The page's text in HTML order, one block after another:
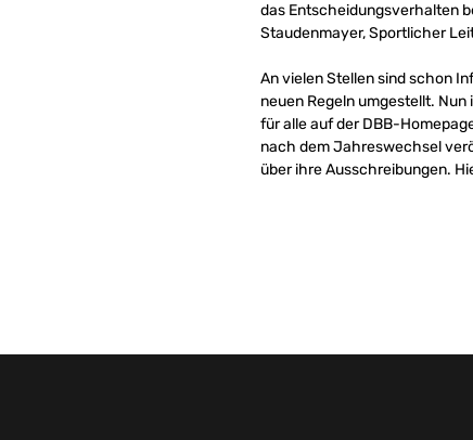
das Entscheidungsverhalten
Staudenmayer, Sportlicher
An vielen Stellen sind schon
neuen Regeln umgestellt. Nun
für alle auf der DBB-
nach dem Jahreswechsel
über ihre Ausschreibungen.